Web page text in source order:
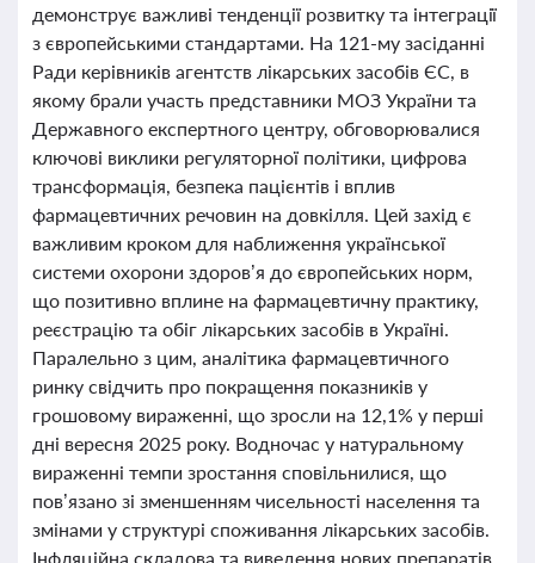
демонструє важливі тенденції розвитку та інтеграції
з європейськими стандартами. На 121-му засіданні
Ради керівників агентств лікарських засобів ЄС, в
якому брали участь представники МОЗ України та
Державного експертного центру, обговорювалися
ключові виклики регуляторної політики, цифрова
трансформація, безпека пацієнтів і вплив
фармацевтичних речовин на довкілля. Цей захід є
важливим кроком для наближення української
системи охорони здоров’я до європейських норм,
що позитивно вплине на фармацевтичну практику,
реєстрацію та обіг лікарських засобів в Україні.
Паралельно з цим, аналітика фармацевтичного
ринку свідчить про покращення показників у
грошовому вираженні, що зросли на 12,1% у перші
дні вересня 2025 року. Водночас у натуральному
вираженні темпи зростання сповільнилися, що
пов’язано зі зменшенням чисельності населення та
змінами у структурі споживання лікарських засобів.
Інфляційна складова та виведення нових препаратів